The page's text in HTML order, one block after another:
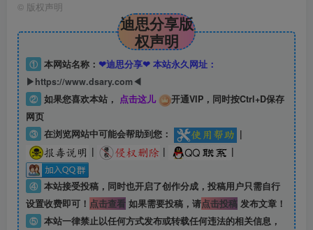
© 版权声明
迪思分享版
权声明
① 本网站名称： ❤迪思分享❤ 本站永久网址：
▶https://www.dsary.com◀
② 如果您喜欢本站， 点击这儿
开通VIP，同时按Ctrl+D保存
网页
③ 在浏览网站中可能会帮助到您：
|
|
| |
④ 本站接受投稿，同时也开启了创作分成，投稿用户只需自行
设置收费即可！ 点击查看如果需要投稿，请点击投稿发布文章！
⑤ 本站一律禁止以任何方式发布或转载任何违法的相关信息，